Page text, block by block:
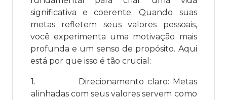
significativa e coerente. Quando suas
metas refletem seus valores pessoais,
você experimenta uma motivação mais
profunda e um senso de propósito. Aqui
está por que isso é tão crucial:
1.
Direcionamento claro: Metas
alinhadas com seus valores servem como